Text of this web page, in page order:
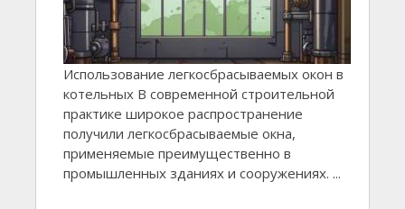
Использование легкосбрасываемых окон в
котельных В современной строительной
практике широкое распространение
получили легкосбрасываемые окна,
применяемые преимущественно в
промышленных зданиях и сооружениях. ...